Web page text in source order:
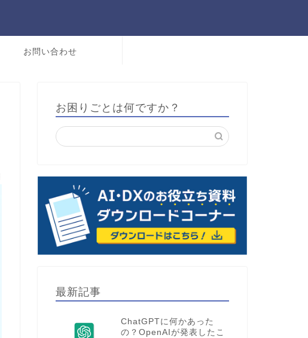
お問い合わせ
お困りごとは何ですか？
最新記事
ChatGPTに何かあった
の？OpenAIが発表したこ